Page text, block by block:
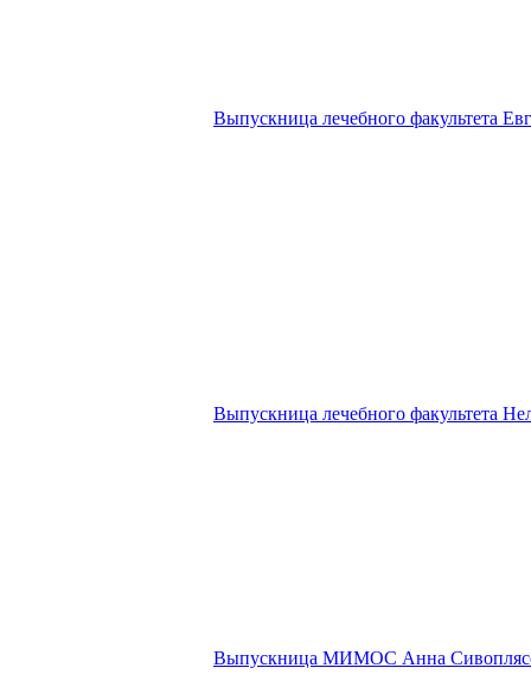
Выпускница лечебного факультета
Выпускница лечебного факультета
Выпускница МИМОС Анна